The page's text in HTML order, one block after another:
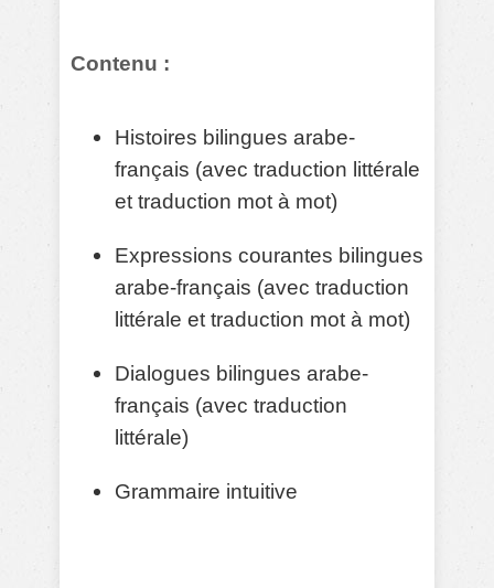
Contenu :
Histoires bilingues arabe-
français (avec traduction littérale
et traduction mot à mot)
Expressions courantes bilingues
arabe-français (avec traduction
littérale et traduction mot à mot)
Dialogues bilingues arabe-
français (avec traduction
littérale)
Grammaire intuitive